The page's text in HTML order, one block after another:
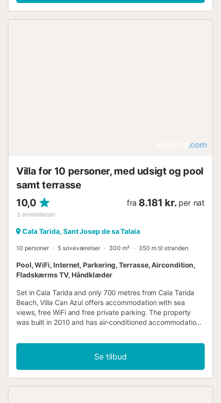
Villa for 10 personer, med udsigt og pool
samt terrasse
10,0
3 anmeldelser
fra 8.181 kr. per nat
Cala Tarida, Sant Josep de sa Talaia
10 personer 5 soveværelser 300 m² 350 m til stranden
Pool, WiFi, Internet, Parkering, Terrasse, Aircondition,
Fladskærms TV, Håndklæder
Set in Cala Tarida and only 700 metres from Cala Tarida
Beach, Villa Can Azul offers accommodation with sea
views, free WiFi and free private parking. The property
was built in 2010 and has air-conditioned accommodation
Se tilbud